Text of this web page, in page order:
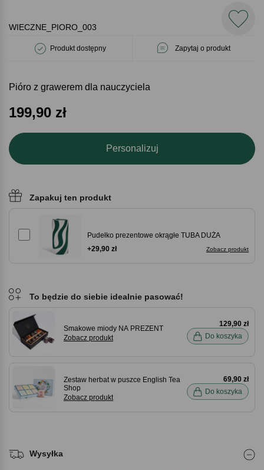
WIECZNE_PIORO_003
Produkt dostępny Zapytaj o produkt
Pióro z grawerem dla nauczyciela
199,90 zł
Personalizuj
Zapakuj ten produkt
Pudełko prezentowe okrągłe TUBA DUŻA
Zobacz produkt
+29,90 zł
To będzie do siebie idealnie pasować!
Smakowe miody NA PREZENT
Zobacz produkt
129,90 zł
Do koszyka
Zestaw herbat w puszce English Tea
Shop
Zobacz produkt
69,90 zł
Do koszyka
Wysyłka